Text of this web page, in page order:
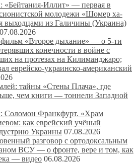
«Бейтания-Иллит» — первая в
молодежи «Шомер ха-
выходцами из Галичины (Украина)
07.08.2026
«Второе дыхание» — о 5-ти
конечности в войне с
на протезах на Килиманджаро;
еврейско-украинско-американский
тайны «Стены Плача», где
чем книги — тоннели Западной
Соломон Франкфурт. «Храм
как еврейский учёный
Украины 07.08.2026
разговор с ортодоксальным
ВСУ — о фронте, вере и том, как
— видео 06.08.2026